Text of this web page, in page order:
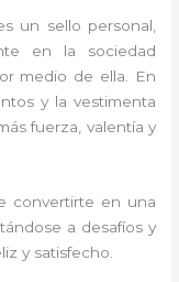
un sello personal,
en la sociedad
medio de ella. En
y la vestimenta
fuerza, valentía y
convertirte en una
a desafíos y
y satisfecho.